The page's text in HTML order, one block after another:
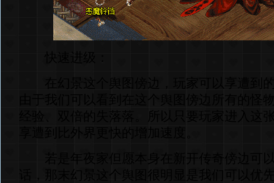
快速进级：
在幻景这个舆图傍边，玩家可以享遭到
由于我们可以看到在这个舆图傍边所有的怪
经验、双倍的失落落。所以只要玩家进入这
享遭到比外界更快的增加速度。
若是年夜家但愿本身在新开传奇傍边可
话，那末幻景这个舆图很明显是我们可以优